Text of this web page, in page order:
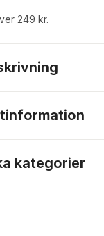
249 kr.
kategorier